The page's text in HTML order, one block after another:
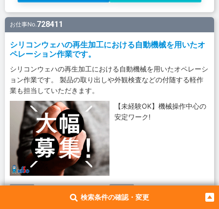
検索条件の確認・変更
お仕事No.728411
シリコンウェハの再生加工における自動機械を用いたオ
ペレーション作業です。
シリコンウェハの再生加工における自動機械を用いたオペレーシ
ョン作業です。 製品の取り出しや外観検査などの付随する軽作
業も担当していただきます。
【未経験OK】機械操作中心の
安定ワーク!
休日 その他